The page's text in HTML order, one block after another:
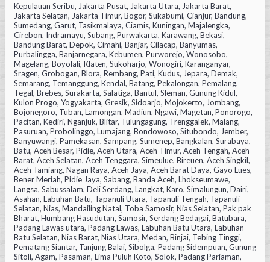
Kepulauan Seribu, Jakarta Pusat, Jakarta Utara, Jakarta Barat,
Jakarta Selatan, Jakarta Timur, Bogor, Sukabumi, Cianjur, Bandung,
Sumedang, Garut, Tasikmalaya, Ciamis, Kuningan, Majalengka,
Cirebon, Indramayu, Subang, Purwakarta, Karawang, Bekasi,
Bandung Barat, Depok, Cimahi, Banjar, Cilacap, Banyumas,
Purbalingga, Banjarnegara, Kebumen, Purworejo, Wonosobo,
Magelang, Boyolali, Klaten, Sukoharjo, Wonogiri, Karanganyar,
Sragen, Grobogan, Blora, Rembang, Pati, Kudus, Jepara, Demak,
Semarang, Temanggung, Kendal, Batang, Pekalongan, Pemalang,
Tegal, Brebes, Surakarta, Salatiga, Bantul, Sleman, Gunung Kidul,
Kulon Progo, Yogyakarta, Gresik, Sidoarjo, Mojokerto, Jombang,
Bojonegoro, Tuban, Lamongan, Madiun, Ngawi, Magetan, Ponorogo,
Pacitan, Kediri, Nganjuk, Blitar, Tulungagung, Trenggalek, Malang,
Pasuruan, Probolinggo, Lumajang, Bondowoso, Situbondo, Jember,
Banyuwangi, Pamekasan, Sampang, Sumenep, Bangkalan, Surabaya,
Batu, Aceh Besar, Pidie, Aceh Utara, Aceh Timur, Aceh Tengah, Aceh
Barat, Aceh Selatan, Aceh Tenggara, Simeulue, Bireuen, Aceh Singkil,
Aceh Tamiang, Nagan Raya, Aceh Jaya, Aceh Barat Daya, Gayo Lues,
Bener Meriah, Pidie Jaya, Sabang, Banda Aceh, Lhokseumawe,
Langsa, Sabussalam, Deli Serdang, Langkat, Karo, Simalungun, Dairi,
Asahan, Labuhan Batu, Tapanuli Utara, Tapanuli Tengah, Tapanuli
Selatan, Nias, Mandailing Natal, Toba Samosir, Nias Selatan, Pak pak
Bharat, Humbang Hasudutan, Samosir, Serdang Bedagai, Batubara,
Padang Lawas utara, Padang Lawas, Labuhan Batu Utara, Labuhan
Batu Selatan, Nias Barat, Nias Utara, Medan, Binjai, Tebing Tinggi,
Pematang Siantar, Tanjung Balai, Sibolga, Padang Sidempuan, Gunung
Sitoli, Agam, Pasaman, Lima Puluh Koto, Solok, Padang Pariaman,